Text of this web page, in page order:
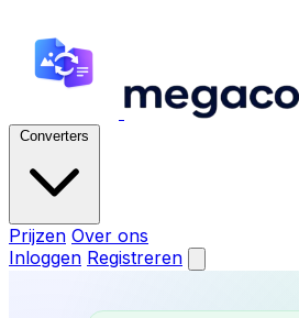
Converters
Prijzen Over ons
Inloggen Registreren